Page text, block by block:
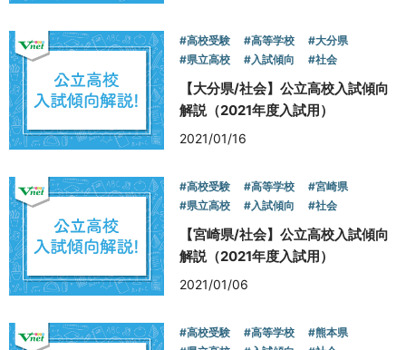
#高校受験 #高等学校
#大分県
#県立高校
#入試傾向 #社会
【大分県/社会】公立高校入試傾向
解説（2021年度入試用）
2021/01/16
#高校受験 #高等学校
#宮崎県
#県立高校
#入試傾向 #社会
【宮崎県/社会】公立高校入試傾向
解説（2021年度入試用）
2021/01/06
#高校受験 #高等学校
#熊本県